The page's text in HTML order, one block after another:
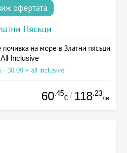
офертата
Пясъци
на море в Златни пясъци
Inclusive
- 30.09 + all inclusive
60.45
€ / 118.23
лв.